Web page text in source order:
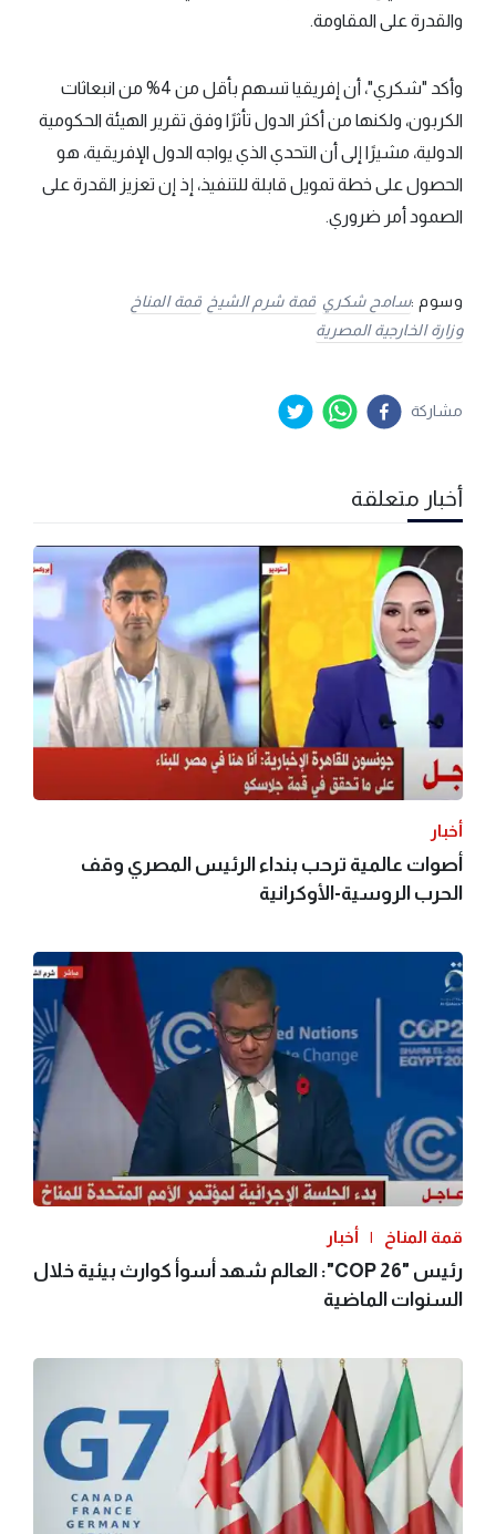
والقدرة على المقاومة.
وأكد "شكري"، أن إفريقيا تسهم بأقل من 4% من انبعاثات
الكربون، ولكنها من أكثر الدول تأثرًا وفق تقرير الهيئة الحكومية
الدولية، مشيرًا إلى أن التحدي الذي يواجه الدول الإفريقية، هو
الحصول على خطة تمويل قابلة للتنفيذ، إذ إن تعزيز القدرة على
الصمود أمر ضروري.
وسوم :سامح شكري قمة شرم الشيخ قمة المناخ
وزارة الخارجية المصرية
مشاركة
أخبار متعلقة
أخبار
أصوات عالمية ترحب بنداء الرئيس المصري وقف
الحرب الروسية-الأوكرانية
قمة المناخ أخبار
رئيس "COP 26": العالم شهد أسوأ كوارث بيئية خلال
السنوات الماضية